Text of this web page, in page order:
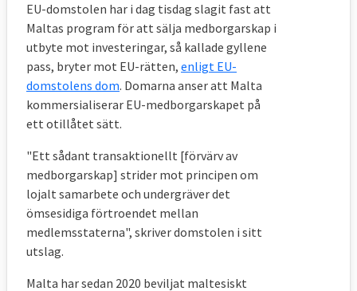
EU-domstolen har i dag tisdag slagit fast att
Maltas program för att sälja medborgarskap i
utbyte mot investeringar, så kallade gyllene
pass, bryter mot EU-rätten, enligt EU-
domstolens dom. Domarna anser att Malta
kommersialiserar EU-medborgarskapet på
ett otillåtet sätt.
"Ett sådant transaktionellt [förvärv av
medborgarskap] strider mot principen om
lojalt samarbete och undergräver det
ömsesidiga förtroendet mellan
medlemsstaterna", skriver domstolen i sitt
utslag.
Malta har sedan 2020 beviljat maltesiskt